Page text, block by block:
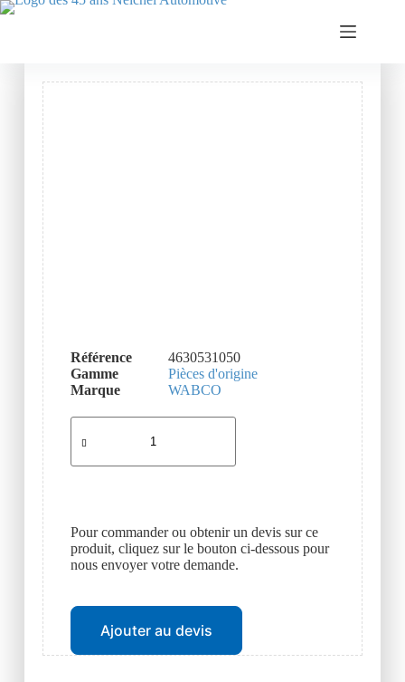
Référence
4630531050
Gamme
Pièces d'origine
Marque
WABCO
Pour commander ou obtenir un devis sur ce
produit, cliquez sur le bouton ci-dessous pour
nous envoyer votre demande.
Ajouter au devis